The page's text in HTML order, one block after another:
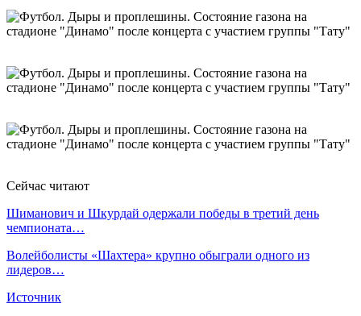
Сейчас читают
Шиманович и Шкурдай одержали победы в третий день
чемпионата…
Волейболисты «Шахтера» крупно обыграли одного из
лидеров…
Источник